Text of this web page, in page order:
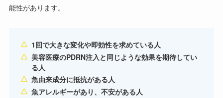
能性があります。
1回で大きな変化や即効性を求めている人
美容医療のPDRN注入と同じような効果を期待してい
る人
魚由来成分に抵抗がある人
魚アレルギーがあり、不安がある人